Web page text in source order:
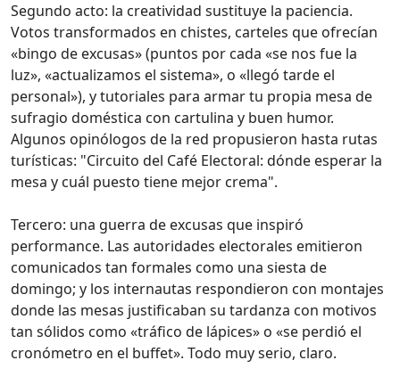
Segundo acto: la creatividad sustituye la paciencia.
Votos transformados en chistes, carteles que ofrecían
«bingo de excusas» (puntos por cada «se nos fue la
luz», «actualizamos el sistema», o «llegó tarde el
personal»), y tutoriales para armar tu propia mesa de
sufragio doméstica con cartulina y buen humor.
Algunos opinólogos de la red propusieron hasta rutas
turísticas: "Circuito del Café Electoral: dónde esperar la
mesa y cuál puesto tiene mejor crema".
Tercero: una guerra de excusas que inspiró
performance. Las autoridades electorales emitieron
comunicados tan formales como una siesta de
domingo; y los internautas respondieron con montajes
donde las mesas justificaban su tardanza con motivos
tan sólidos como «tráfico de lápices» o «se perdió el
cronómetro en el buffet». Todo muy serio, claro.